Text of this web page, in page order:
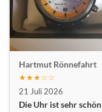
Hartmut Rönnefahrt
★★★☆☆
21 Juli 2026
Die Uhr ist sehr schön